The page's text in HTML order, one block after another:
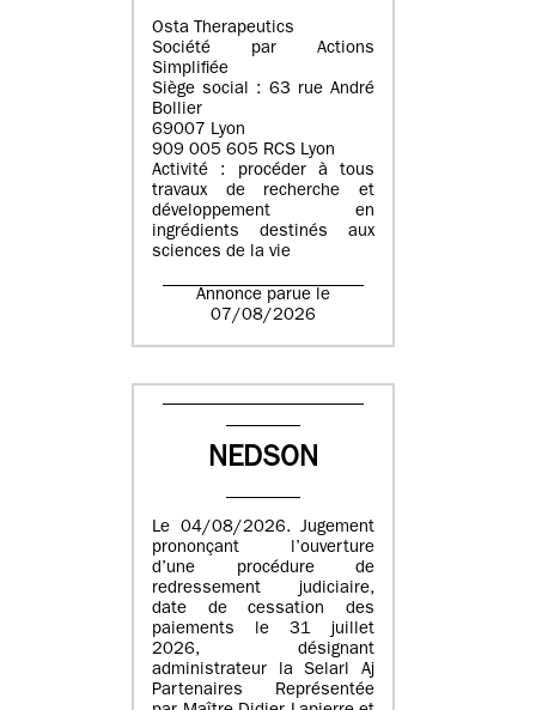
Osta Therapeutics
Société par Actions
Simplifiée
Siège social : 63 rue André
Bollier
69007 Lyon
909 005 605 RCS Lyon
Activité : procéder à tous
travaux de recherche et
développement en
ingrédients destinés aux
sciences de la vie
Annonce parue le
07/08/2026
NEDSON
Le 04/08/2026. Jugement
prononçant l’ouverture
d’une procédure de
redressement judiciaire,
date de cessation des
paiements le 31 juillet
2026, désignant
administrateur la Selarl Aj
Partenaires Représentée